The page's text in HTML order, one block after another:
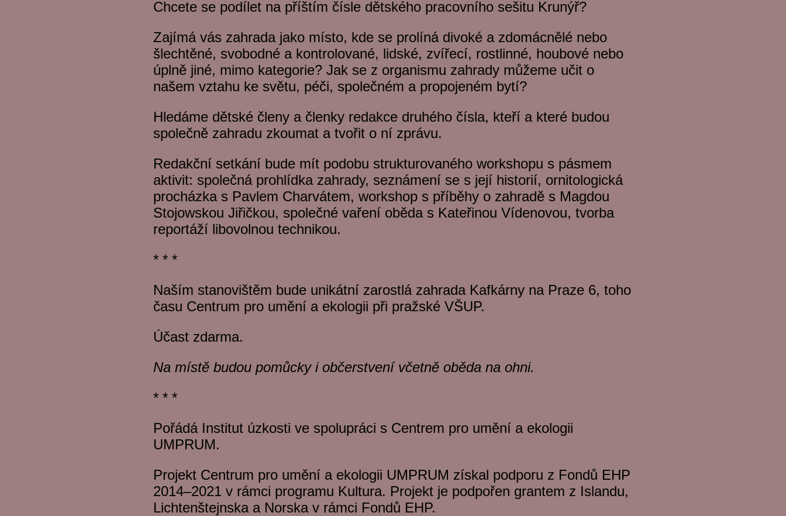
Chcete se podílet na příštím čísle dětského pracovního sešitu Krunýř?
Zajímá vás zahrada jako místo, kde se prolíná divoké a zdomácnělé nebo
šlechtěné, svobodné a kontrolované, lidské, zvířecí, rostlinné, houbové nebo
úplně jiné, mimo kategorie? Jak se z organismu zahrady můžeme učit o
našem vztahu ke světu, péči, společném a propojeném bytí?
Hledáme dětské členy a členky redakce druhého čísla, kteří a které budou
společně zahradu zkoumat a tvořit o ní zprávu.
Redakční setkání bude mít podobu strukturovaného workshopu s pásmem
aktivit: společná prohlídka zahrady, seznámení se s její historií, ornitologická
procházka s Pavlem Charvátem, workshop s příběhy o zahradě s Magdou
Stojowskou Jiřičkou, společné vaření oběda s Kateřinou Vídenovou, tvorba
reportáží libovolnou technikou.
* * *
Naším stanovištěm bude unikátní zarostlá zahrada Kafkárny na Praze 6, toho
času Centrum pro umění a ekologii při pražské VŠUP.
Účast zdarma.
Na místě budou pomůcky i občerstvení včetně oběda na ohni.
* * *
Pořádá Institut úzkosti ve spolupráci s Centrem pro umění a ekologii
UMPRUM.
Projekt Centrum pro umění a ekologii UMPRUM získal podporu z Fondů EHP
2014–2021 v rámci programu Kultura. Projekt je podpořen grantem z Islandu,
Lichtenštejnska a Norska v rámci Fondů EHP.